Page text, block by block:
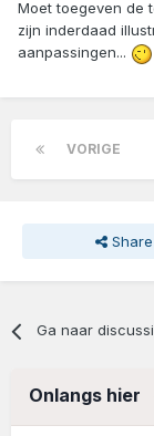
Moet toegeven de
zijn inderdaad
aanpassingen...
VORIGE
Share
Ga naar
Onlangs hier